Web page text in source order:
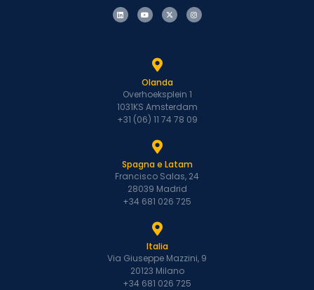
Olanda
Overhoeksplein 1
1031KS Amsterdam
+31 (06) 11 74 78 09
Spagna e Latam
Francisco Salas, 24
28039 Madrid
+34 681 026 725
Italia
Via Giuseppe Mazzini, 9
20123 Milano
+34 681 026 725